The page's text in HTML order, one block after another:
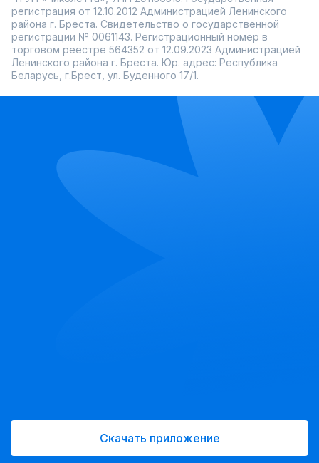
регистрация от 12.10.2012 Администрацией Ленинского
района г. Бреста. Свидетельство о государственной
регистрации № 0061143. Регистрационный номер в
торговом реестре 564352 от 12.09.2023 Администрацией
Ленинского района г. Бреста. Юр. адрес: Республика
Беларусь, г.Брест, ул. Буденного 17/1.
Скачать приложение